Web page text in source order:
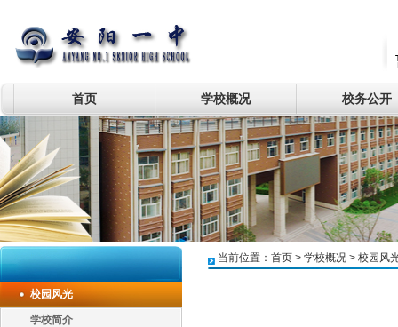
首页 学校概况 校务公开
校园风光
学校简介
当前位置： 首页 > 学校概况 > 校园风